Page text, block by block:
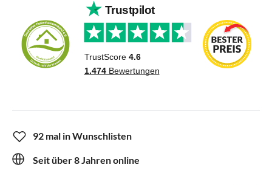
92 mal in Wunschlisten
Seit über 8 Jahren online